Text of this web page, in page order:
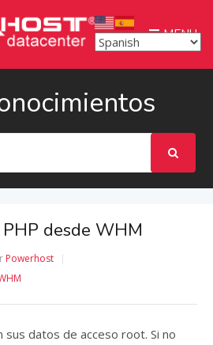
MENU
desde WHM
Powerhost
sus datos de acceso root. Si no